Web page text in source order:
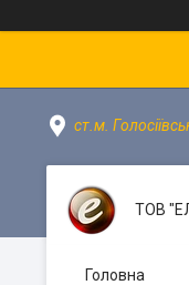
ст.м.
ТОВ
Головна